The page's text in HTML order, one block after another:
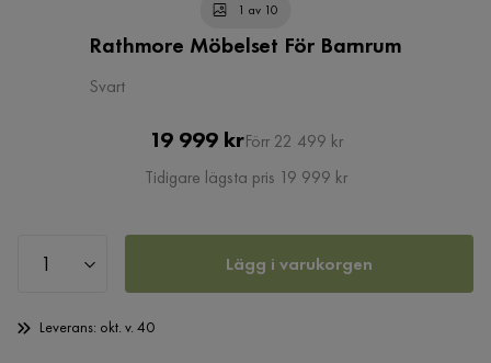
1 av 10
Rathmore Möbelset För Barnrum
Svart
Pris
19 999 krOriginal
Pris
Förr 22 499 kr
Tidigare lägsta pris 19 999 kr
Lägg i varukorgen
Leverans: okt. v. 40